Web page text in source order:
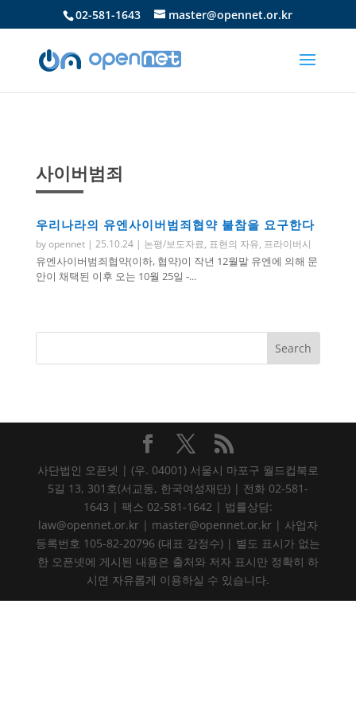
02-581-1643 master@opennet.or.kr
사이버범죄
우리나라의 유엔사이버범죄협약 불참을 요구한다
byopennet| 25.10.24| 논평/보도자료, 표현의 자유, 프라이버시
유엔사이버범죄협약(이하, 협약)이 작년 12월말 유엔에 의해 문
안이 채택된 이후 오는 10월 25일 -...
사단법인 오픈넷 | (우. 04001) 서울시 마포구 월드컵북로
5길 13, 301호(서교동, 한국여성재단) | 전화 02-581-
1643 | 팩스 02-581-1642 | 법률상담:
law@opennet.or.kr | master@opennet.or.kr | 사업자
등록번호 105-82-20796 (대표 강정수) | 별도 표시가 없는
한 오픈넷에 게시된 내용은 출처와 저자 표시만 정확히 하
시면 자유롭게 이용하실 수 있습니다.